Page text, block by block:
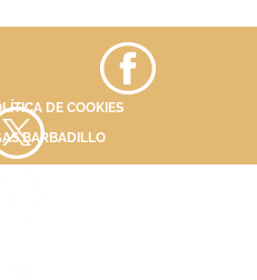
DE COOKIES
BARBADILLO